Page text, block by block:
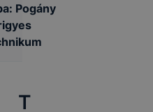
Pogány
T